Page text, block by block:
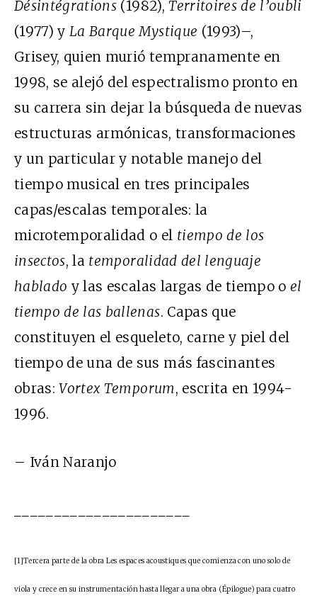
Désintégrations (1982),Territoires de l’oubli
(1977) yLa Barque Mystique (1993)–,
Grisey, quien murió tempranamente en
1998, se alejó del espectralismo pronto en
su carrera sin dejar la búsqueda de nuevas
estructuras armónicas, transformaciones
y un particular y notable manejo del
tiempo musical en tres principales
capas/escalas temporales: la
microtemporalidad o el tiempo de los
insectos, la temporalidad del lenguaje
hablado y las escalas largas de tiempo oel
tiempo de las ballenas. Capas que
constituyen el esqueleto, carne y piel del
tiempo de una de sus más fascinantes
obras:Vortex Temporum, escrita en 1994-
1996.
– Iván Naranjo
[1]Tercera parte de la obra Les espaces acoustiques que comienza con uno solo de
viola y crece en su instrumentación hasta llegar a una obra (Épilogue) para cuatro